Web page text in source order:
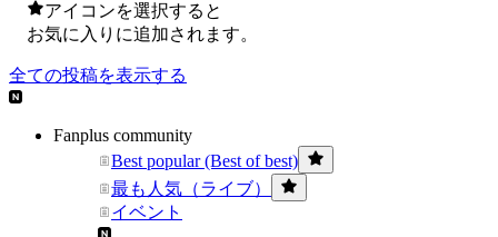
アイコンを選択すると
お気に入りに追加されます。
全ての投稿を表示する
Fanplus community
Best popular (Best of best)
最も人気（ライブ）
イベント